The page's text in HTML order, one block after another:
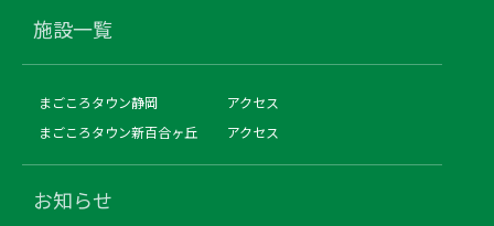
施設一覧
まごころタウン静岡
アクセス
まごころタウン新百合ヶ丘
アクセス
お知らせ